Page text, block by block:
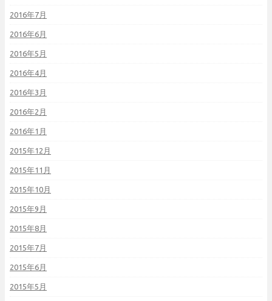
2016年7月
2016年6月
2016年5月
2016年4月
2016年3月
2016年2月
2016年1月
2015年12月
2015年11月
2015年10月
2015年9月
2015年8月
2015年7月
2015年6月
2015年5月